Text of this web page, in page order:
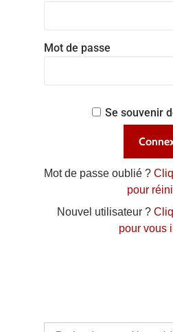
Mot de passe
Se souvenir
Mot de passe oublié ?
pour
Nouvel utilisateur ?
pour vous
Search